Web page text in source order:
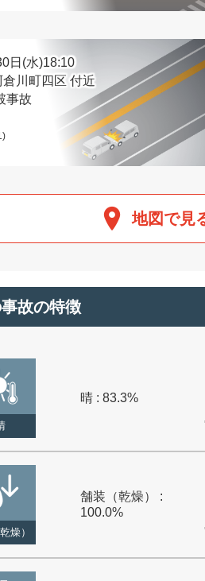
日(水)18:10
倉川町四区 付近
事故
地図で見
故の特徴
晴 : 83.3%
燥）
舗装（乾燥） :
100.0%